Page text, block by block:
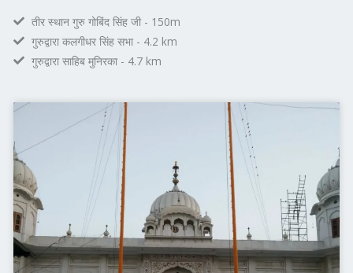
तीर स्थान गुरु गोबिंद सिंह जी - 150m
गुरुद्वारा कलगीधर सिंह सभा - 4.2 km
गुरुद्वारा साहिब मुनिरका - 4.7 km